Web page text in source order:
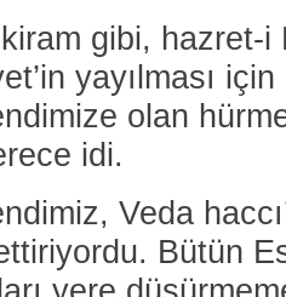
gibi, hazret-
yayılması için
olan
idi.
Veda
Bütün